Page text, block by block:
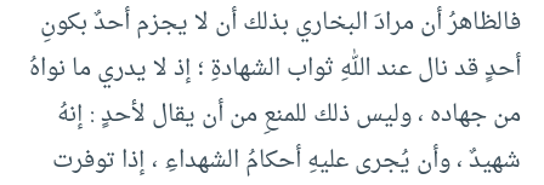
فالظاهرُ أن مرادَ البخاري بذلك أن لا يجزم أحدٌ بكونِ
أحدٍ قد نال عند اللهِ ثواب الشهادةِ ؛ إذ لا يدري ما نواهُ
من جهاده ، وليس ذلك للمنعِ من أن يقال لأحدٍ : إنهُ
شهيدٌ ، وأن يُجرى عليهِ أحكامُ الشهداءِ ، إذا توفرت